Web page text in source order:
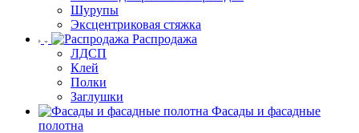
Шурупы
Эксцентриковая стяжка
Распродажа
ЛДСП
Клей
Полки
Заглушки
Фасады и фасадные
полотна